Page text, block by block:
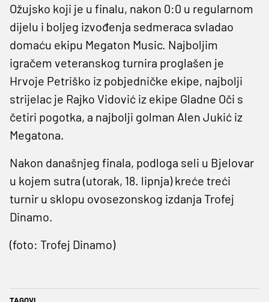
Ožujsko koji je u finalu, nakon 0:0 u regularnom
dijelu i boljeg izvođenja sedmeraca svladao
domaću ekipu Megaton Music. Najboljim
igračem veteranskog turnira proglašen je
Hrvoje Petriško iz pobjedničke ekipe, najbolji
strijelac je Rajko Vidović iz ekipe Gladne Oči s
četiri pogotka, a najbolji golman Alen Jukić iz
Megatona.
Nakon današnjeg finala, podloga seli u Bjelovar
u kojem sutra (utorak, 18. lipnja) kreće treći
turnir u sklopu ovosezonskog izdanja Trofej
Dinamo.
(foto: Trofej Dinamo)